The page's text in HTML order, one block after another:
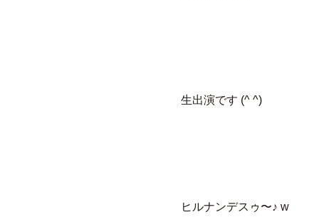
生出演です (^ ^)
ヒルナンデスゥ〜♪ w